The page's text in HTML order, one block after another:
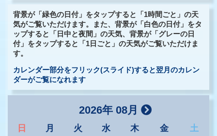
背景が「緑色の日付」をタップすると「1時間ごと」の天
気がご覧いただけます。また、背景が「白色の日付」をタ
ップすると「日中と夜間」の天気、背景が「グレーの日
付」をタップすると「1日ごと」の天気がご覧いただけま
す。
カレンダー部分をフリック(スライド)すると翌月のカレン
ダーがご覧になれます
2026年 08月
日 月 火 水 木 金 土